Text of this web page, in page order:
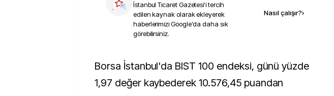
İstanbul Ticaret Gazetesi'i tercih
edilen kaynak olarak ekleyerek
haberlerimizi Google'da daha sık
görebilirsiniz.
Nasıl çalışır?›
Borsa İstanbul'da BIST 100 endeksi, günü yüzde
1,97 değer kaybederek 10.576,45 puandan